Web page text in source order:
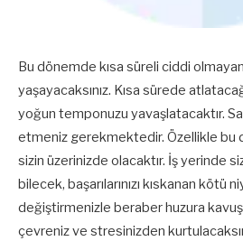
Bu dönemde kısa süreli ciddi
yaşayacaksınız. Kısa sürede
yoğun temponuzu yavaşlatacaktır.
etmeniz gerekmektedir. Özellikle bu
sizin üzerinizde olacaktır. İş yerinde
bilecek, başarılarınızı kıskanan kötü
değiştirmenizle beraber huzura
çevreniz ve stresinizden